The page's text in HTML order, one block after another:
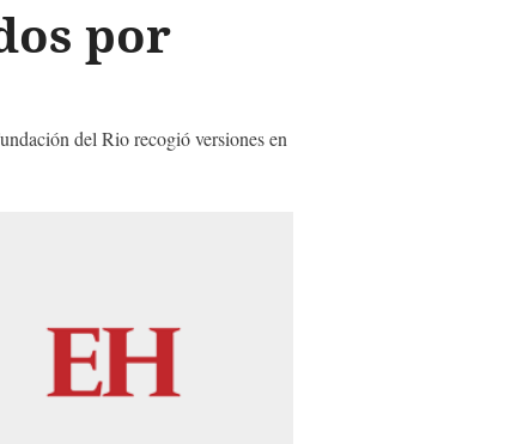
por
del Rio recogió versiones en